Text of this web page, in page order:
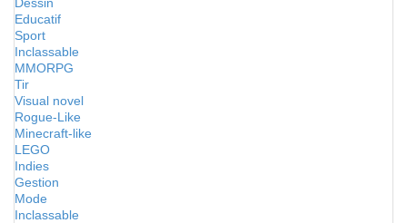
Educatif
Sport
Inclassable
MMORPG
Tir
Visual novel
Rogue-Like
Minecraft-like
LEGO
Indies
Gestion
Mode
Inclassable